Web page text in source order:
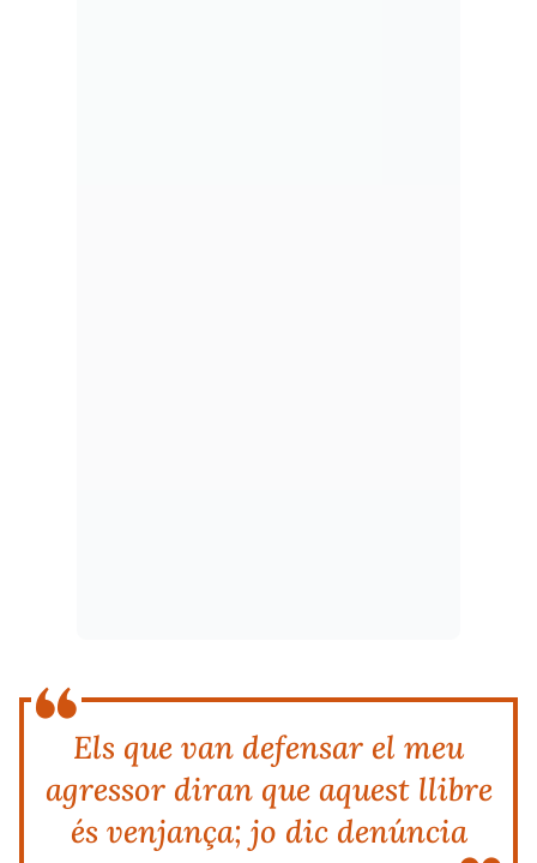
Els que van defensar el meu
agressor diran que aquest llibre
és venjança; jo dic denúncia